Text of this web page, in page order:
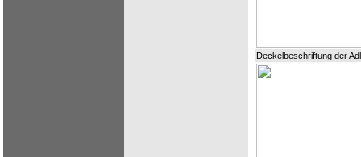
Deckelbeschriftung der